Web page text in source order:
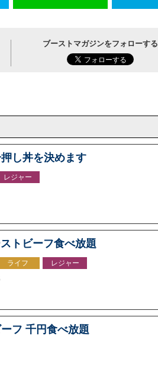
ブーストマガジンをフォローする
し丼を決めます
レジャー
トビーフ食べ放題
ライフ
レジャー
フ 千円食べ放題